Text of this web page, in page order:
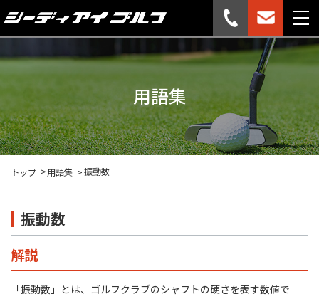
用語集
トップ 用語集 振動数
振動数
解説
「振動数」とは、ゴルフクラブのシャフトの硬さを表す数値で